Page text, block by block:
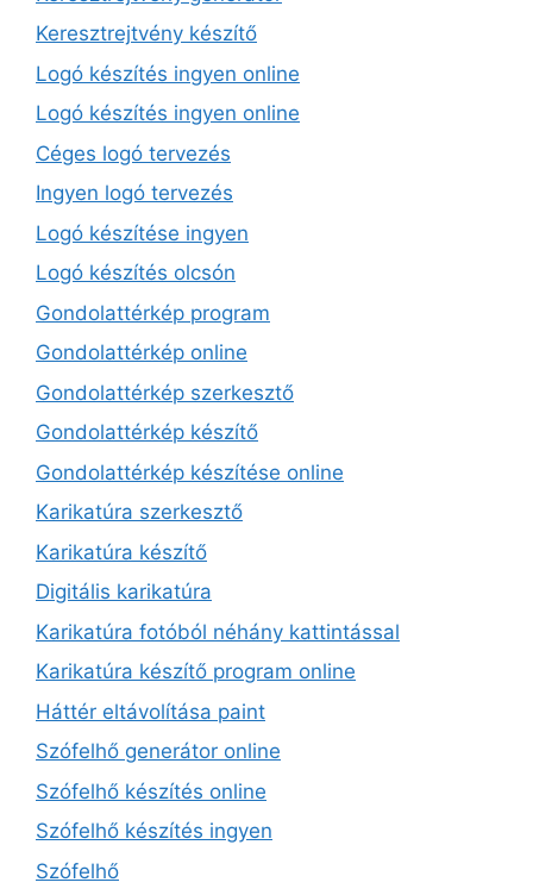
Keresztrejtvény készítő
Logó készítés ingyen online
Logó készítés ingyen online
Céges logó tervezés
Ingyen logó tervezés
Logó készítése ingyen
Logó készítés olcsón
Gondolattérkép program
Gondolattérkép online
Gondolattérkép szerkesztő
Gondolattérkép készítő
Gondolattérkép készítése online
Karikatúra szerkesztő
Karikatúra készítő
Digitális karikatúra
Karikatúra fotóból néhány kattintással
Karikatúra készítő program online
Háttér eltávolítása paint
Szófelhő generátor online
Szófelhő készítés online
Szófelhő készítés ingyen
Szófelhő